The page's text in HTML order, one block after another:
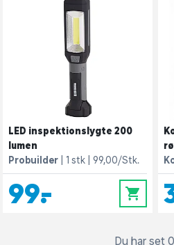
LED inspektionslygte 200
lumen
Probuilder
1 stk 99,00/Stk.
99,- 0
Du har set